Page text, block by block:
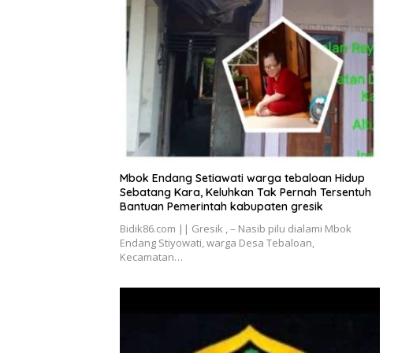
Mbok Endang Setiawati warga tebaloan Hidup
Sebatang Kara, Keluhkan Tak Pernah Tersentuh
Bantuan Pemerintah kabupaten gresik
Bidik86.com || Gresik , – Nasib pilu dialami Mbok
Endang Stiyowati, warga Desa Tebaloan,
Kecamatan…